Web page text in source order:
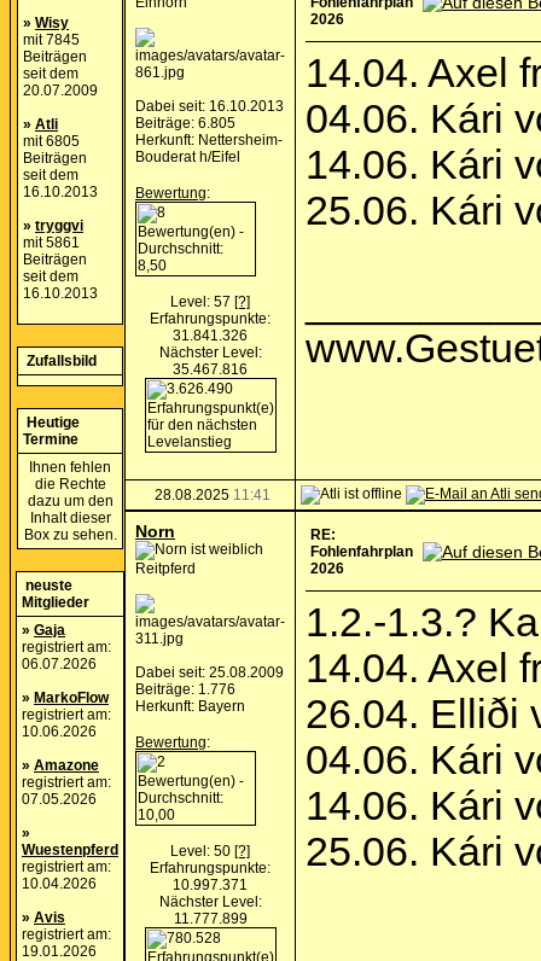
» Wisy
mit 7845
Beiträgen
seit dem
20.07.2009
» Atli
mit 6805
Beiträgen
seit dem
16.10.2013
» tryggvi
mit 5861
Beiträgen
seit dem
16.10.2013
Zufallsbild
Heutige
Termine
Ihnen fehlen
die Rechte
dazu um den
Inhalt dieser
Box zu sehen.
neuste
Mitglieder
» Gaja
registriert am:
06.07.2026
» MarkoFlow
registriert am:
10.06.2026
» Amazone
registriert am:
07.05.2026
»
Wuestenpferd
registriert am:
10.04.2026
» Avis
registriert am:
19.01.2026
Dabei seit: 16.10.2013
Beiträge: 6.805
Herkunft: Nettersheim-
Bouderat h/Eifel
Bewertung:
Level: 57 [?]
Erfahrungspunkte:
31.841.326
Nächster Level:
35.467.816
2026
14.04. Axel
04.06. Kári
14.06. Kári
25.06. Kári
28.08.2025 11:41
Norn
Reitpferd
Dabei seit: 25.08.2009
Beiträge: 1.776
Herkunft: Bayern
Bewertung:
Level: 50 [?]
Erfahrungspunkte:
10.997.371
Nächster Level:
11.777.899
RE:
Fohlenfahrplan
2026
1.2.-1.3.?
14.04. Axel
26.04. Elliði
04.06. Kári
14.06. Kári
25.06. Kári